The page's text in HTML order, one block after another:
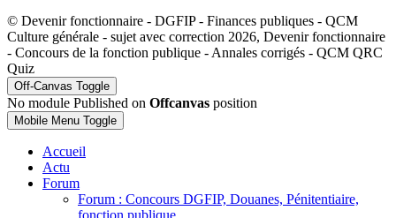
© Devenir fonctionnaire - DGFIP - Finances publiques - QCM
Culture générale - sujet avec correction 2026, Devenir fonctionnaire
- Concours de la fonction publique - Annales corrigés - QCM QRC
Quiz
Off-Canvas Toggle
No module Published on Offcanvas position
Mobile Menu Toggle
Accueil
Actu
Forum
Forum : Concours DGFIP, Douanes, Pénitentiaire,
fonction publique